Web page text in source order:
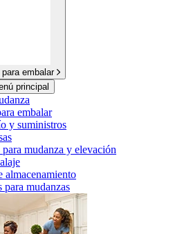
embalar
principal
embalar
y suministros
mudanza y elevación
almacenamiento
mudanzas